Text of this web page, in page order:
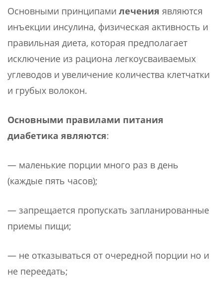
Основными принципами лечения являются
инъекции инсулина, физическая активность и
правильная диета, которая предполагает
исключение из рациона легкоусваиваемых
углеводов и увеличение количества клетчатки
и грубых волокон.
Основными правилами питания
диабетика являются:
— маленькие порции много раз в день
(каждые пять часов);
— запрещается пропускать запланированные
приемы пищи;
— не отказываться от очередной порции но и
не переедать;